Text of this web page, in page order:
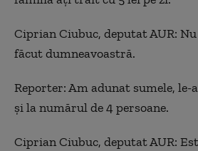
Ciprian Ciubuc, deputat AUR:
făcut dumneavoastră.
Reporter: Am adunat sumele,
și la numărul de 4 persoane.
Ciprian Ciubuc, deputat AUR: